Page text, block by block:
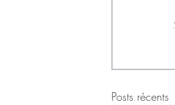
Posts récents